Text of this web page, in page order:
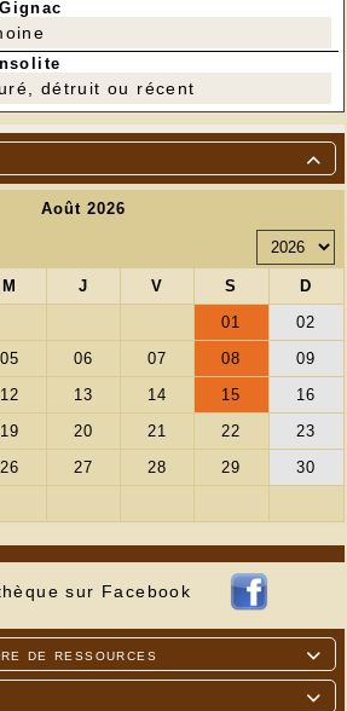

sur Facebook

de ressources

---
---
détruit ou récent